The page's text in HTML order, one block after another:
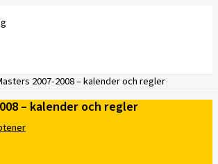
2007-2008 – kalender och regler
– kalender och regler